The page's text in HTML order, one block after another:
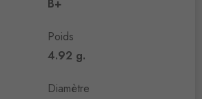
B+
Poids
4.92 g.
Diamètre